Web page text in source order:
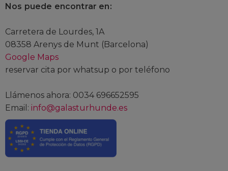
Nos puede encontrar en:
Carretera de Lourdes, 1A
08358 Arenys de Munt (Barcelona)
Google Maps
reservar cita por whatsup o por teléfono
Llámenos ahora: 0034 696652595
Email: info@galasturhunde.es